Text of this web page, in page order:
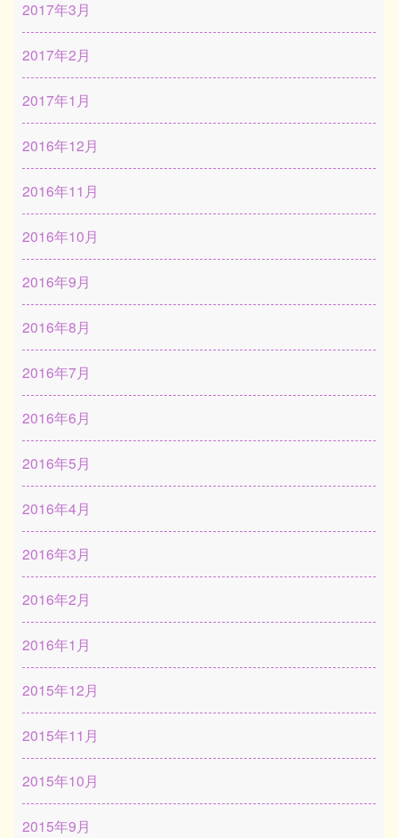
2017年3月
2017年2月
2017年1月
2016年12月
2016年11月
2016年10月
2016年9月
2016年8月
2016年7月
2016年6月
2016年5月
2016年4月
2016年3月
2016年2月
2016年1月
2015年12月
2015年11月
2015年10月
2015年9月